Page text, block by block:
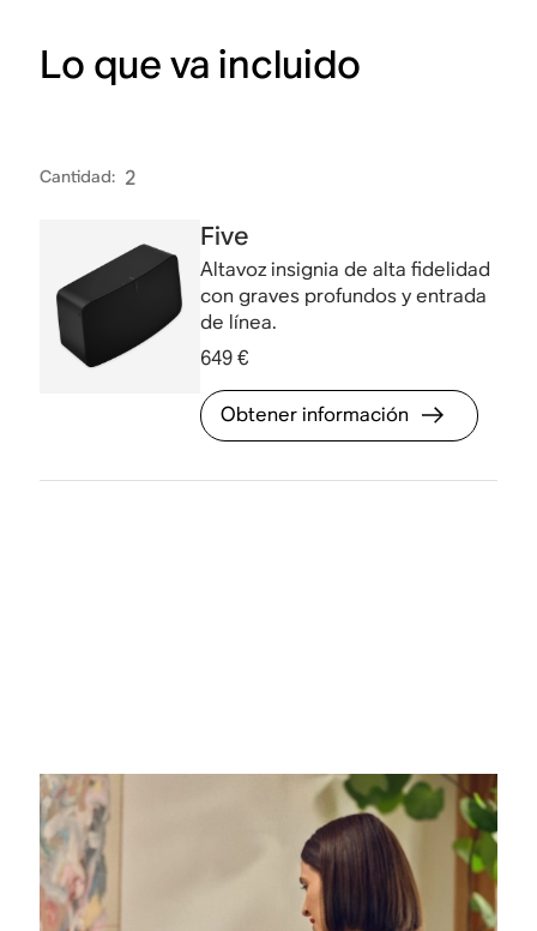
Lo que va incluido
Cantidad: 2
Five
Altavoz insignia de alta fidelidad
con graves profundos y entrada
de línea.
649 €
Obtener información